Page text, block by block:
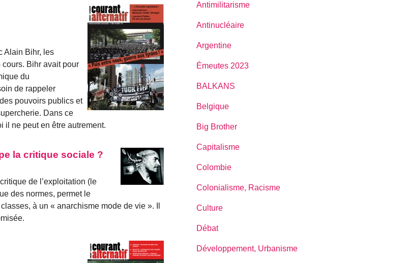
Alain Bihr, les
Bihr avait pour
du
de rappeler
pouvoirs publics et
Dans ce
il ne peut en être autrement.
la critique sociale ?
de l’exploitation (le
des normes, permet le
à un « anarchisme mode de vie ». Il
Antimilitarisme
Antinucléaire
Argentine
Émeutes 2023
BALKANS
Belgique
Big Brother
Capitalisme
Colombie
Colonialisme, Racisme
Culture
Débat
Développement, Urbanisme